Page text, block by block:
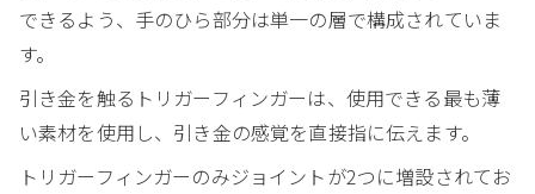
できるよう、手のひら部分は単一の層で構成されていま
す。
引き金を触るトリガーフィンガーは、使用できる最も薄
い素材を使用し、引き金の感覚を直接指に伝えます。
トリガーフィンガーのみジョイントが2つに増設されてお